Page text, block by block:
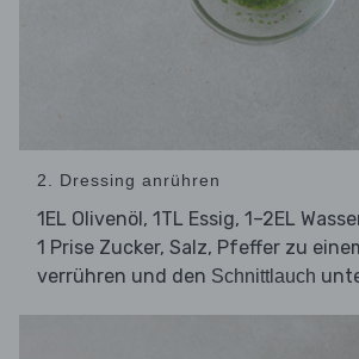
2. Dressing anrühren
1EL Olivenöl, 1TL Essig, 1–2EL
1 Prise Zucker, Salz, Pfeffer zu
verrühren und den Schnittlauch